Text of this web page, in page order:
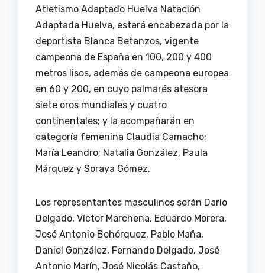
Atletismo Adaptado Huelva Natación
Adaptada Huelva, estará encabezada por la
deportista Blanca Betanzos, vigente
campeona de España en 100, 200 y 400
metros lisos, además de campeona europea
en 60 y 200, en cuyo palmarés atesora
siete oros mundiales y cuatro
continentales; y la acompañarán en
categoría femenina Claudia Camacho;
María Leandro; Natalia González, Paula
Márquez y Soraya Gómez.
Los representantes masculinos serán Darío
Delgado, Víctor Marchena, Eduardo Morera,
José Antonio Bohórquez, Pablo Maña,
Daniel González, Fernando Delgado, José
Antonio Marín, José Nicolás Castaño,